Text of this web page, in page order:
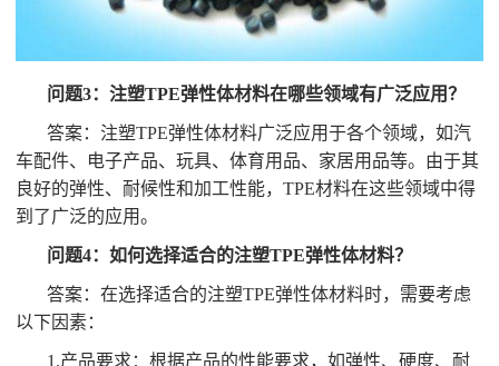
问题3：注塑TPE弹性体材料在哪些领域有广泛应用？
答案：注塑TPE弹性体材料广泛应用于各个领域，如汽
车配件、电子产品、玩具、体育用品、家居用品等。由于其
良好的弹性、耐候性和加工性能，TPE材料在这些领域中得
到了广泛的应用。
问题4：如何选择适合的注塑TPE弹性体材料？
答案：在选择适合的注塑TPE弹性体材料时，需要考虑
以下因素：
1.产品要求：根据产品的性能要求，如弹性、硬度、耐